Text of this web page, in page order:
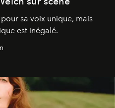
sa voix unique, mais
est inégalé.